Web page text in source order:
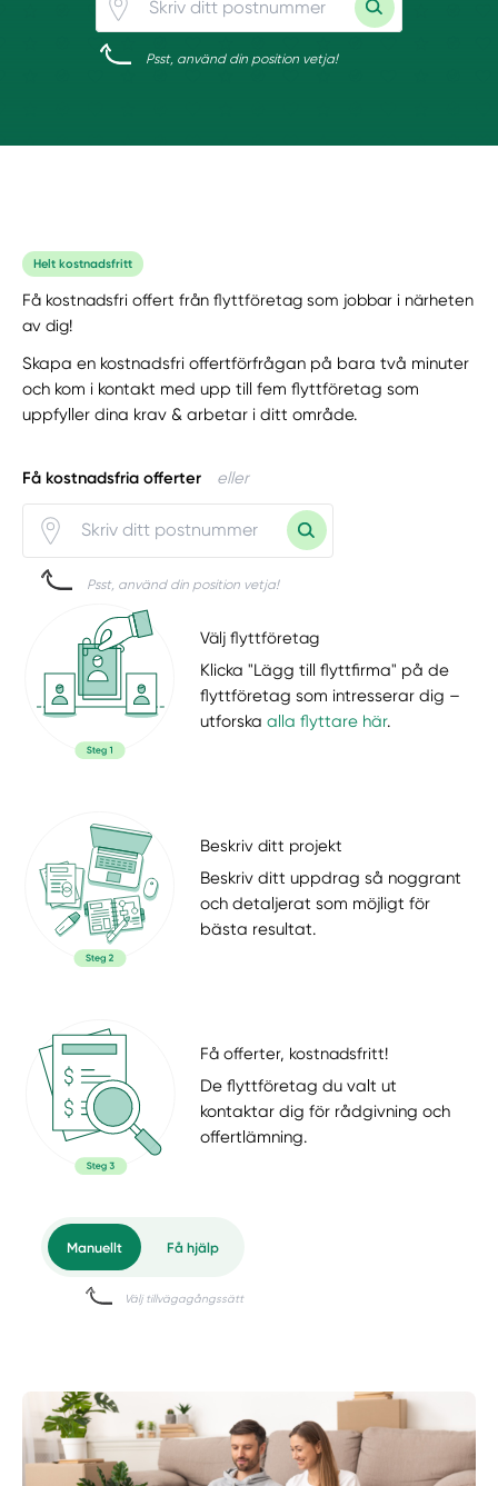
Psst, använd din position vetja!
Helt kostnadsfritt
Få kostnadsfri offert från flyttföretag som jobbar i närheten
av dig!
Skapa en kostnadsfri offertförfrågan på bara två minuter
och kom i kontakt med upp till fem flyttföretag som
uppfyller dina krav & arbetar i ditt område.
Få kostnadsfria offerter eller
Psst, använd din position vetja!
Välj flyttföretag
Klicka "Lägg till flyttfirma" på de
flyttföretag som intresserar dig –
utforskaalla flyttare här.
Beskriv ditt projekt
Beskriv ditt uppdrag så noggrant
och detaljerat som möjligt för
bästa resultat.
Få offerter, kostnadsfritt!
De flyttföretag du valt ut
kontaktar dig för rådgivning och
offertlämning.